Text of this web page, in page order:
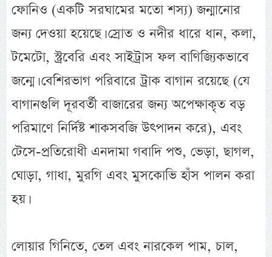
ফোনিও (একটি সরঘামের মতো শস্য) জন্মানোর
জন্য দেওয়া হয়েছে। স্রোত ও নদীর ধারে ধান, কলা,
টমেটো, স্ট্রবেরি এবং সাইট্রাস ফল বাণিজ্যিকভাবে
জন্মে। বেশিরভাগ পরিবারে ট্রাক বাগান রয়েছে (যে
বাগানগুলি দূরবর্তী বাজারের জন্য অপেক্ষাকৃত বড়
পরিমাণে নির্দিষ্ট শাকসবজি উৎপাদন করে), এবং
টেসে-প্রতিরোধী এনদামা গবাদি পশু, ভেড়া, ছাগল,
ঘোড়া, গাধা, মুরগি এবং মুসকোভি হাঁস পালন করা
হয়।
লোয়ার গিনিতে, তেল এবং নারকেল পাম, চাল,